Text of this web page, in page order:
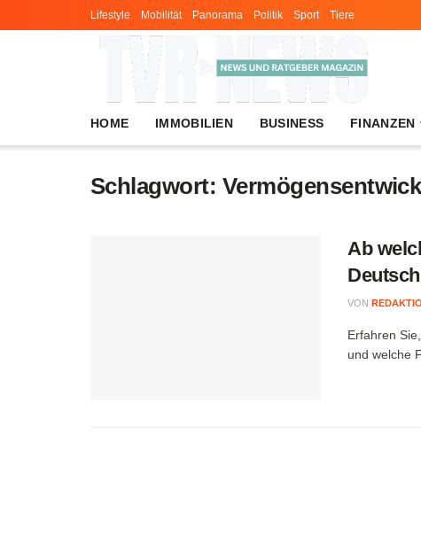
Lifestyle Mobilität Panorama Politik Sport Tiere
HOME IMMOBILIEN BUSINESS FINANZEN
Schlagwort:
Ab
VON
Erfahren
und welche